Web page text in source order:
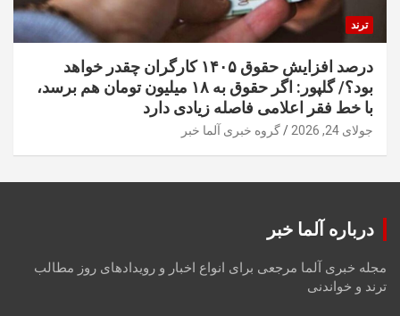
ترند
درصد افزایش حقوق ۱۴۰۵ کارگران چقدر خواهد
بود؟/ گلپور: اگر حقوق به ۱۸ میلیون تومان هم برسد،
با خط فقر اعلامی فاصله زیادی دارد
جولای 24, 2026 گروه خبری آلما خبر
درباره آلما خبر
مجله خبری آلما مرجعی برای انواع اخبار و رویدادهای روز مطالب
ترند و خواندنی